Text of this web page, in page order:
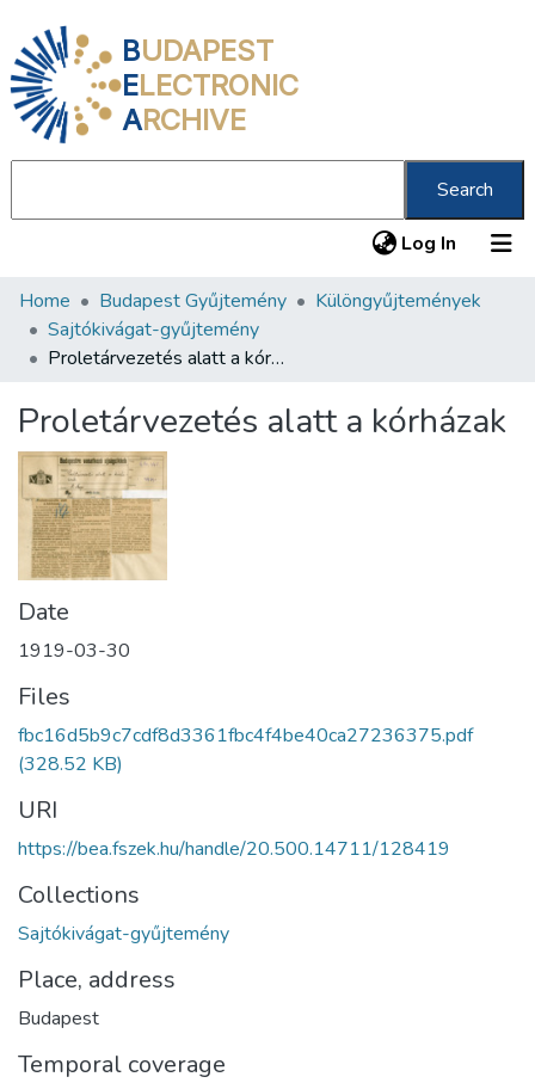
BUDAPEST
ELECTRONIC
ARCHIVE
Search
Log In (current)
Communities & Collections
All of DSpace
About us
Home Budapest Gyűjtemény
Különgyűjtemények
Sajtókivágat-gyűjtemény
Proletárvezetés alatt a kórházak
Proletárvezetés alatt a kórházak
Date
1919-03-30
Files
fbc16d5b9c7cdf8d3361fbc4f4be40ca27236375.pdf
(328.52 KB)
URI
https://bea.fszek.hu/handle/20.500.14711/128419
Collections
Sajtókivágat-gyűjtemény
Place, address
Budapest
Temporal coverage